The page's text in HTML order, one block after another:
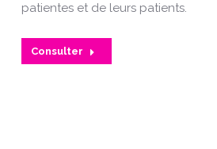
patientes et de leurs patients.
Consulter